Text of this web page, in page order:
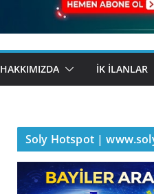
HAKKIMIZDA İK İLANLAR
Soly Hotspot |